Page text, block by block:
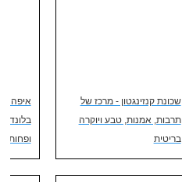
שכונת קנזינגטון - מרכז של
תרבות, אמנות, טבע ויוקרה
בריטית
איפה
ופחות